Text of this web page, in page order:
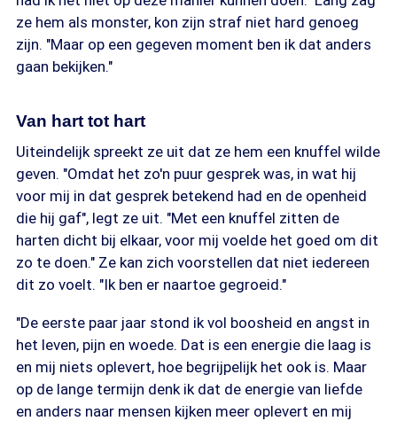
ze hem als monster, kon zijn straf niet hard genoeg
zijn. "Maar op een gegeven moment ben ik dat anders
gaan bekijken."
Van hart tot hart
Uiteindelijk spreekt ze uit dat ze hem een knuffel wilde
geven. "Omdat het zo'n puur gesprek was, in wat hij
voor mij in dat gesprek betekend had en de openheid
die hij gaf", legt ze uit. "Met een knuffel zitten de
harten dicht bij elkaar, voor mij voelde het goed om dit
zo te doen." Ze kan zich voorstellen dat niet iedereen
dit zo voelt. "Ik ben er naartoe gegroeid."
"De eerste paar jaar stond ik vol boosheid en angst in
het leven, pijn en woede. Dat is een energie die laag is
en mij niets oplevert, hoe begrijpelijk het ook is. Maar
op de lange termijn denk ik dat de energie van liefde
en anders naar mensen kijken meer oplevert en mij